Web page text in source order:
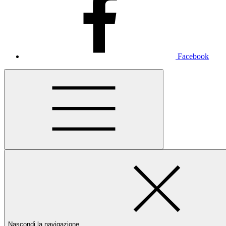
Facebook
Nascondi la navigazione